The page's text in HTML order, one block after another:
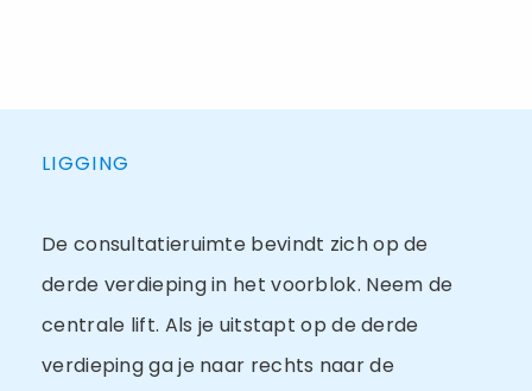
LIGGING
De consultatieruimte bevindt zich op de
derde verdieping in het voorblok. Neem de
centrale lift. Als je uitstapt op de derde
verdieping ga je naar rechts naar de